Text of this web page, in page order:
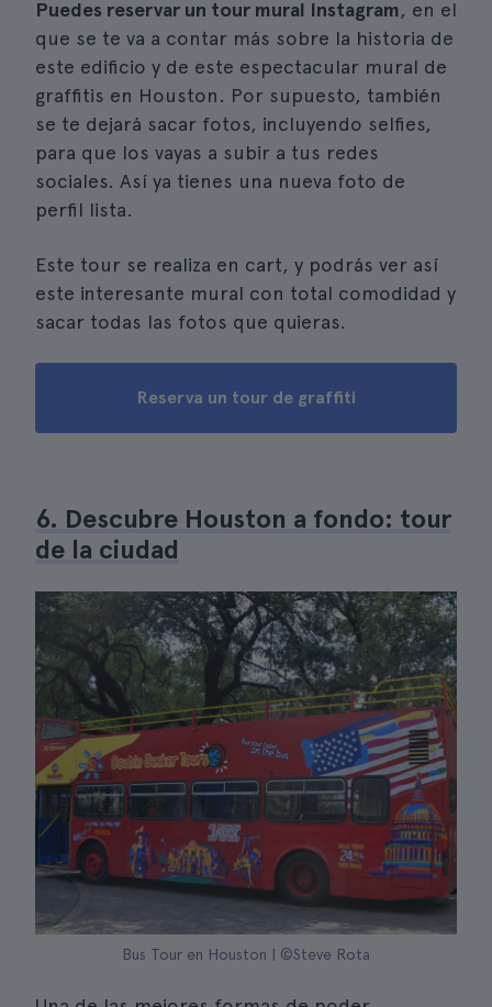
Puedes reservar un tour mural Instagram, en el
que se te va a contar más sobre la historia de
este edificio y de este espectacular mural de
graffitis en Houston. Por supuesto, también
se te dejará sacar fotos, incluyendo selfies,
para que los vayas a subir a tus redes
sociales. Así ya tienes una nueva foto de
perfil lista.
Este tour se realiza en cart, y podrás ver así
este interesante mural con total comodidad y
sacar todas las fotos que quieras.
Reserva un tour de graffiti
6. Descubre Houston a fondo: tour
de la ciudad
Bus Tour en Houston | ©Steve Rota